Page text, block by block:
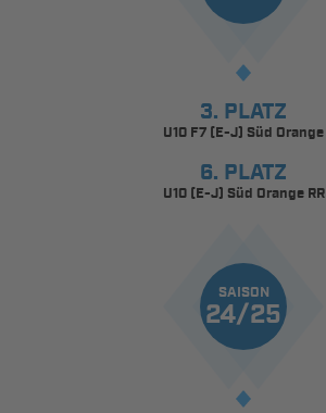
3. PLATZ
U10 F7 (E-J) Süd Orange
6. PLATZ
U10 (E-J) Süd Orange RR
SAISON
24/25